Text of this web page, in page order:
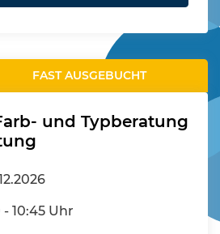
FAST AUSGEBUCHT
und Typberatung
10:45 Uhr